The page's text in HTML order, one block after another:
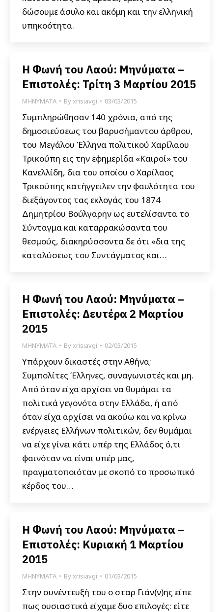
δώσουμε άσυλο και ακόμη και την ελληνική
υπηκοότητα.
Η Φωνή του Λαού: Μηνύματα –
Επιστολές: Τρίτη 3 Μαρτίου 2015
ΜΗΝΥΜΑΤΑ Byxrisiavgi 03/03/2015
Συμπληρώθησαν 140 χρόνια, από της
δημοσιεύσεως του βαρυσήμαντου άρθρου,
του Μεγάλου Έλληνα πολιτικού Χαρίλαου
Τρικούπη εις την εφημερίδα «Καιροί» του
Κανελλίδη, δια του οποίου ο Χαρίλαος
Τρικούπης κατήγγειλεν την φαυλότητα του
διεξάγοντος τας εκλογάς του 1874
Δημητρίου Βούλγαρην ως ευτελίσαντα το
Σύνταγμα και καταρρακώσαντα του
θεσμούς, διακηρύσσοντα δε ότι «δια της
καταλύσεως του Συντάγματος και…
Η Φωνή του Λαού: Μηνύματα –
Επιστολές: Δευτέρα 2 Μαρτίου
2015
ΜΗΝΥΜΑΤΑ Byxrisiavgi 02/03/2015
Υπάρχουν δικαστές στην Αθήνα;
Συμπολίτες Έλληνες, συναγωνιστές και μη.
Από όταν είχα αρχίσει να θυμάμαι τα
πολιτικά γεγονότα στην Ελλάδα, ή από
όταν είχα αρχίσει να ακούω και να κρίνω
ενέργειες Ελλήνων πολιτικών, δεν θυμάμαι
να είχε γίνει κάτι υπέρ της Ελλάδος ό,τι
φαινόταν να είναι υπέρ μας,
πραγματοποιόταν με σκοπό το προσωπικό
κέρδος του…
Η Φωνή του Λαού: Μηνύματα –
Επιστολές: Κυριακή 1 Μαρτίου
2015
ΜΗΝΥΜΑΤΑ Byxrisiavgi 01/03/2015
Στην συνέντευξή του ο σταρ Γιάν(ν)ης είπε
πως ουσιαστικά είχαμε δυο επιλογές: είτε